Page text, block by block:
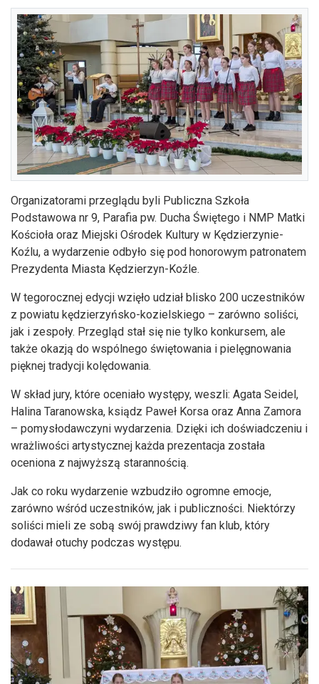
Organizatorami przeglądu byli Publiczna Szkoła
Podstawowa nr 9, Parafia pw. Ducha Świętego i NMP Matki
Kościoła oraz Miejski Ośrodek Kultury w Kędzierzynie-
Koźlu, a wydarzenie odbyło się pod honorowym patronatem
Prezydenta Miasta Kędzierzyn-Koźle.
W tegorocznej edycji wzięło udział blisko 200 uczestników
z powiatu kędzierzyńsko-kozielskiego – zarówno soliści,
jak i zespoły. Przegląd stał się nie tylko konkursem, ale
także okazją do wspólnego świętowania i pielęgnowania
pięknej tradycji kolędowania.
W skład jury, które oceniało występy, weszli: Agata Seidel,
Halina Taranowska, ksiądz Paweł Korsa oraz Anna Zamora
– pomysłodawczyni wydarzenia. Dzięki ich doświadczeniu i
wrażliwości artystycznej każda prezentacja została
oceniona z najwyższą starannością.
Jak co roku wydarzenie wzbudziło ogromne emocje,
zarówno wśród uczestników, jak i publiczności. Niektórzy
soliści mieli ze sobą swój prawdziwy fan klub, który
dodawał otuchy podczas występu.